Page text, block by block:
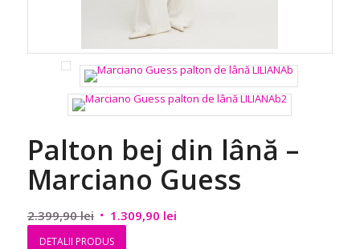
Palton bej din lână –
Marciano Guess
2.399,90lei Prețul
1.309,90 leiPrețul
DETALII PRODUS